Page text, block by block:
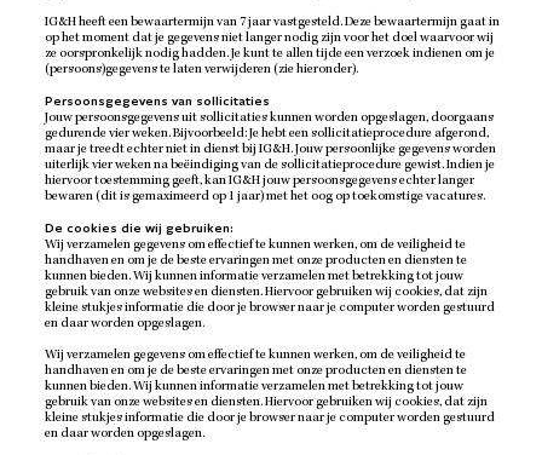
IG&H heeft een bewaartermijn van 7 jaar vastgesteld. Deze bewaartermijn gaat in
op het moment dat je gegevens niet langer nodig zijn voor het doel waarvoor wij
ze oorspronkelijk nodig hadden. Je kunt te allen tijde een verzoek indienen om je
(persoons)gegevens te laten verwijderen (zie hieronder).
Persoonsgegevens van sollicitaties
Jouw persoonsgegevens uit sollicitaties kunnen worden opgeslagen, doorgaans
gedurende vier weken. Bijvoorbeeld: Je hebt een sollicitatieprocedure afgerond,
maar je treedt echter niet in dienst bij IG&H. Jouw persoonlijke gegevens worden
uiterlijk vier weken na beëindiging van de sollicitatieprocedure gewist. Indien je
hiervoor toestemming geeft, kan IG&H jouw persoonsgegevens echter langer
bewaren (dit is gemaximeerd op 1 jaar) met het oog op toekomstige vacatures.
De cookies die wij gebruiken:
Wij verzamelen gegevens om effectief te kunnen werken, om de veiligheid te
handhaven en om je de beste ervaringen met onze producten en diensten te
kunnen bieden. Wij kunnen informatie verzamelen met betrekking tot jouw
gebruik van onze websites en diensten. Hiervoor gebruiken wij cookies, dat zijn
kleine stukjes informatie die door je browser naar je computer worden gestuurd
en daar worden opgeslagen.
Wij verzamelen gegevens om effectief te kunnen werken, om de veiligheid te
handhaven en om je de beste ervaringen met onze producten en diensten te
kunnen bieden. Wij kunnen informatie verzamelen met betrekking tot jouw
gebruik van onze websites en diensten. Hiervoor gebruiken wij cookies, dat zijn
kleine stukjes informatie die door je browser naar je computer worden gestuurd
en daar worden opgeslagen.